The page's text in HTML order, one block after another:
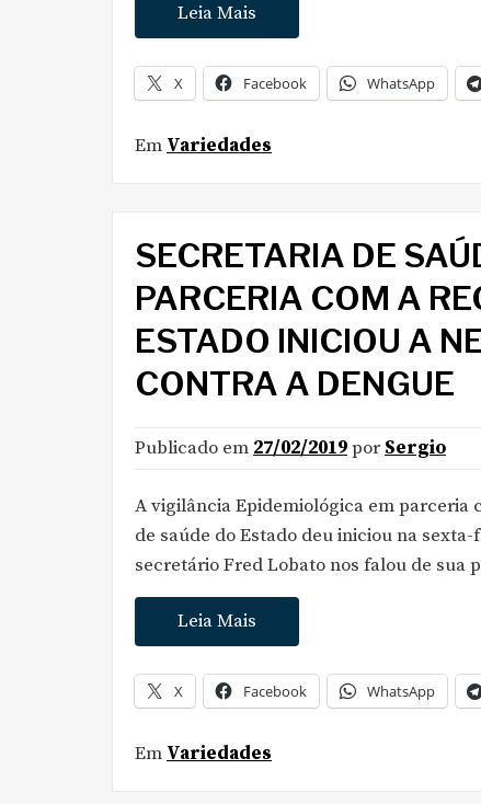
Leia Mais
X Facebook WhatsApp
Em Variedades
SECRETARIA DE
PARCERIA COM A
ESTADO INICIOU A
CONTRA A DENGUE
Publicado em 27/02/2019por Sergio
A vigilância Epidemiológica em parceria
de saúde do Estado deu iniciou na
secretário Fred Lobato nos falou de sua
Leia Mais
X Facebook WhatsApp
Em Variedades